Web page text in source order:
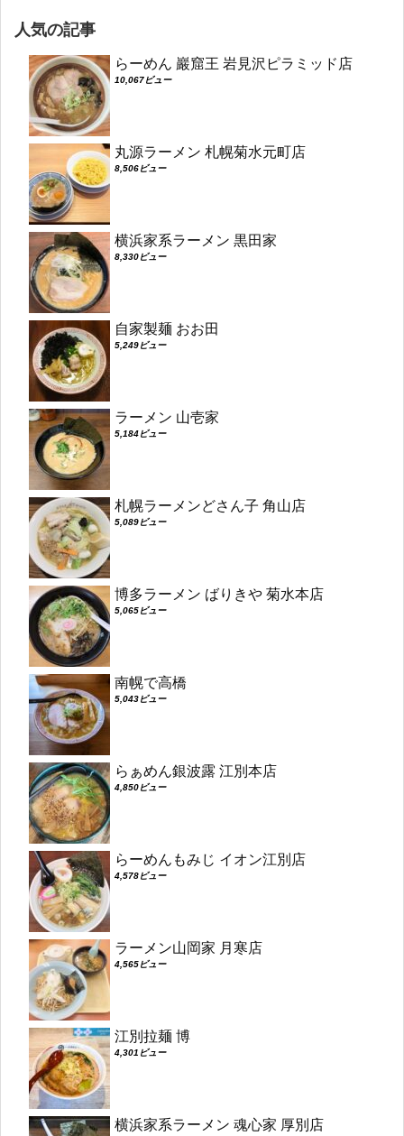
人気の記事
らーめん 巖窟王 岩見沢ピラミッド店
10,067ビュー
丸源ラーメン 札幌菊水元町店
8,506ビュー
横浜家系ラーメン 黒田家
8,330ビュー
自家製麺 おお田
5,249ビュー
ラーメン 山壱家
5,184ビュー
札幌ラーメンどさん子 角山店
5,089ビュー
博多ラーメン ばりきや 菊水本店
5,065ビュー
南幌で高橋
5,043ビュー
らぁめん銀波露 江別本店
4,850ビュー
らーめんもみじ イオン江別店
4,578ビュー
ラーメン山岡家 月寒店
4,565ビュー
江別拉麺 博
4,301ビュー
横浜家系ラーメン 魂心家 厚別店